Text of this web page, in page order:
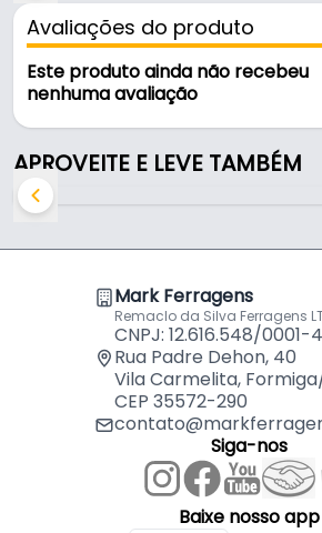
Características:
- Marca: Criativa
- Modelo: Suporte Redondo
- Material: Zamac
- Espessura: 17 mm
- Para vidros de até: 6 mm
Avaliações do produto
Este produto ainda não recebeu
nenhuma avaliação
APROVEITE E LEVE TAMBÉM
Mark Ferragens
Remaclo da Silva Ferragens
CNPJ: 12.616.548/0001-
Rua Padre Dehon, 40
Vila Carmelita,
CEP 35572-290
Siga-nos
Baixe nosso app